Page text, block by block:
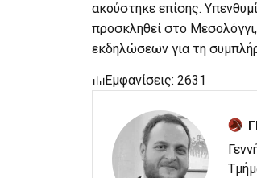
ακούστηκε επίσης.
προσκληθεί στο
εκδηλώσεων για τη
Εμφανίσεις: 2631